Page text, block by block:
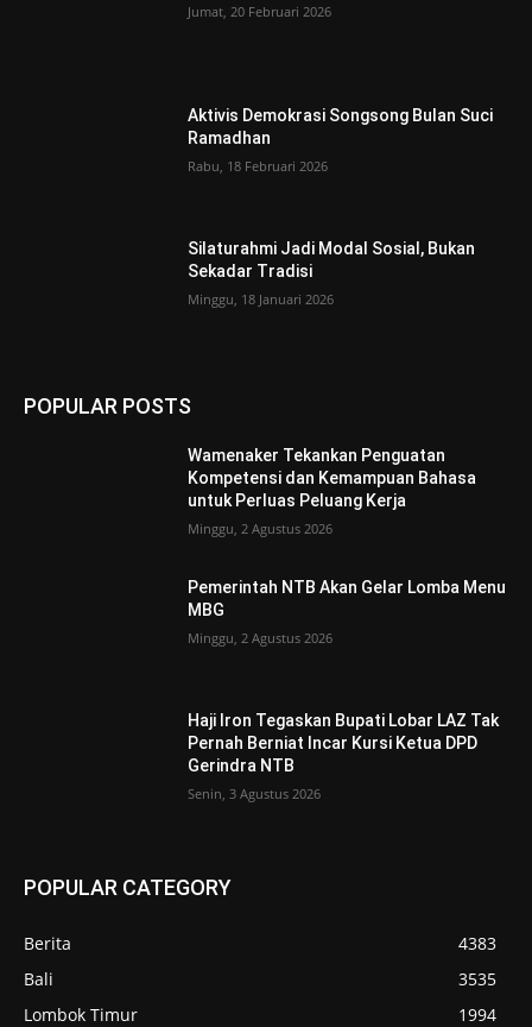
Jumat, 20 Februari 2026
Aktivis Demokrasi Songsong Bulan Suci
Ramadhan
Rabu, 18 Februari 2026
Silaturahmi Jadi Modal Sosial, Bukan
Sekadar Tradisi
Minggu, 18 Januari 2026
POPULAR POSTS
Wamenaker Tekankan Penguatan
Kompetensi dan Kemampuan Bahasa
untuk Perluas Peluang Kerja
Minggu, 2 Agustus 2026
Pemerintah NTB Akan Gelar Lomba Menu
MBG
Minggu, 2 Agustus 2026
Haji Iron Tegaskan Bupati Lobar LAZ Tak
Pernah Berniat Incar Kursi Ketua DPD
Gerindra NTB
Senin, 3 Agustus 2026
POPULAR CATEGORY
Berita
4383
Bali
3535
Lombok Timur
1994